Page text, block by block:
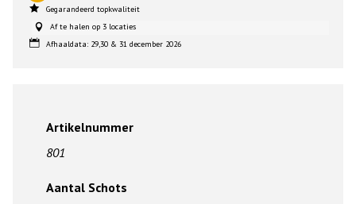
Af te halen op 3 locaties
Gegarandeerd topkwaliteit
Afhaaldata: 29,30 & 31 december 2026
Artikelnummer
801
Aantal Schots